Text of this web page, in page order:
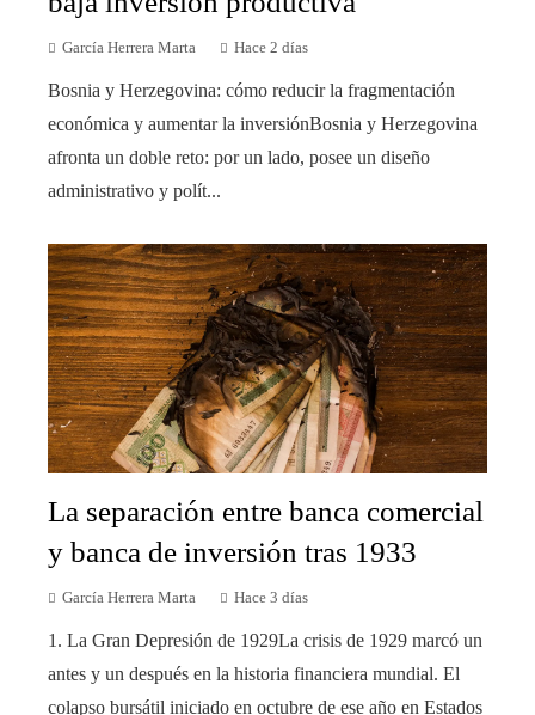
García Herrera Marta Hace 2 días
Bosnia y Herzegovina: cómo reducir la fragmentación
económica y aumentar la inversiónBosnia y Herzegovina
afronta un doble reto: por un lado, posee un diseño
administrativo y polít...
La separación entre banca comercial
y banca de inversión tras 1933
García Herrera Marta Hace 3 días
1. La Gran Depresión de 1929La crisis de 1929 marcó un
antes y un después en la historia financiera mundial. El
colapso bursátil iniciado en octubre de ese año en Estados